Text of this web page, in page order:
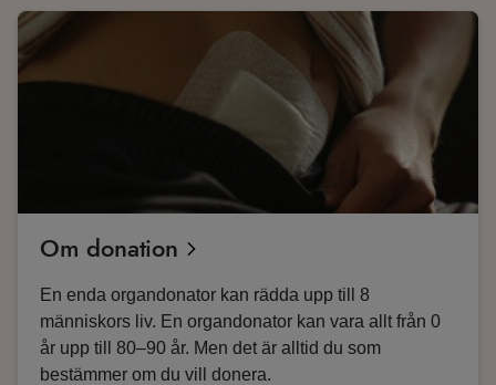
Om donation
En enda organdonator kan rädda upp till 8
människors liv. En organdonator kan vara allt från 0
år upp till 80–90 år. Men det är alltid du som
bestämmer om du vill donera.